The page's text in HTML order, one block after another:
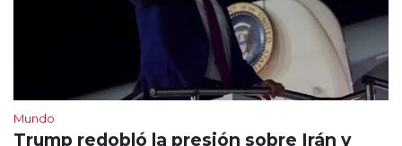
Mundo
Trump redobló la presión sobre Irán y